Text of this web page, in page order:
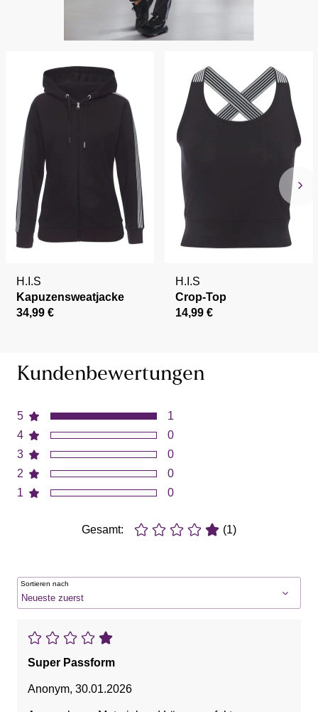
H.I.S
Kapuzensweatjacke
34,99 €
H.I.S
Crop-Top
14,99 €
Kundenbewertungen
5
4
3
2
1
1
0
0
0
0
Gesamt: (1)
Sortieren nach
Super Passform
Anonym, 30.01.2026